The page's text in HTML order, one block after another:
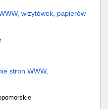
wizytówek, papierów
stron WWW,